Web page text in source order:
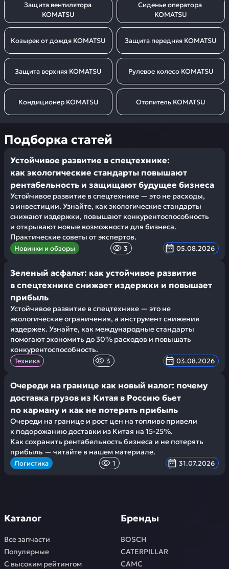
Защита вентилятора
KOMATSU
Сиденье оператора
KOMATSU
Козырек от дождя KOMATSU Защита передняя KOMATSU
Защита верхняя KOMATSU Рулевое колесо KOMATSU
Кондиционер KOMATSU Отопитель KOMATSU
Подборка статей
Устойчивое развитие в спецтехнике:
как экологические стандарты повышают
рентабельность и защищают будущее бизнеса
Устойчивое развитие в спецтехнике — это не расходы,
а инвестиции. Узнайте, как экологические стандарты
снижают издержки, повышают конкурентоспособность
и открывают новые возможности для бизнеса.
Практические советы от экспертов.
Новинки и обзоры 3 05.08.2026
Зеленый асфальт: как устойчивое развитие
в спецтехнике снижает издержки и повышает
прибыль
Устойчивое развитие в спецтехнике — это не
экологические ограничения, а инструмент снижения
издержек. Узнайте, как международные стандарты
помогают экономить до 30% расходов и повышать
конкурентоспособность.
Техника 3 03.08.2026
Очереди на границе как новый налог: почему
доставка грузов из Китая в Россию бьет
по карману и как не потерять прибыль
Очереди на границе и рост цен на топливо привели
к подорожанию доставки из Китая на 15-25%.
Как сохранить рентабельность бизнеса и не потерять
прибыль — читайте в нашем материале.
Логистика 1 31.07.2026
Каталог
Все запчасти
Популярные
С высоким рейтингом
Бренды
BOSCH
CATERPILLAR
CAMC